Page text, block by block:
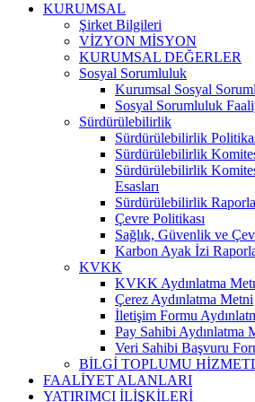
KURUMSAL
Şirket Bilgileri
VİZYON MİSYON
KURUMSAL DEĞERLER
Sosyal Sorumluluk
Kurumsal Sosyal
Sosyal Sorumluluk
Sürdürülebilirlik
Sürdürülebilirlik
Sürdürülebilirlik
Sürdürülebilirlik
Esasları
Sürdürülebilirlik
Çevre Politikası
Sağlık, Güvenlik ve
Karbon Ayak İzi
KVKK
KVKK Aydınlatma
Çerez Aydınlatma Metni
İletişim Formu
Pay Sahibi Aydınlatma
Veri Sahibi Başvuru
BİLGİ TOPLUMU
FAALİYET ALANLARI
YATIRIMCI İLİŞKİLERİ